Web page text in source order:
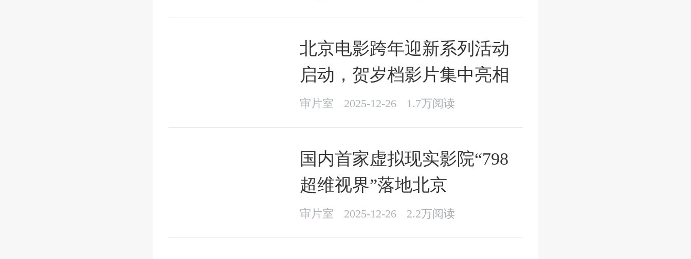
北京电影跨年迎新系列活动
启动，贺岁档影片集中亮相
审片室 2025-12-26 1.7万阅读
国内首家虚拟现实影院“798
超维视界”落地北京
审片室 2025-12-26 2.2万阅读